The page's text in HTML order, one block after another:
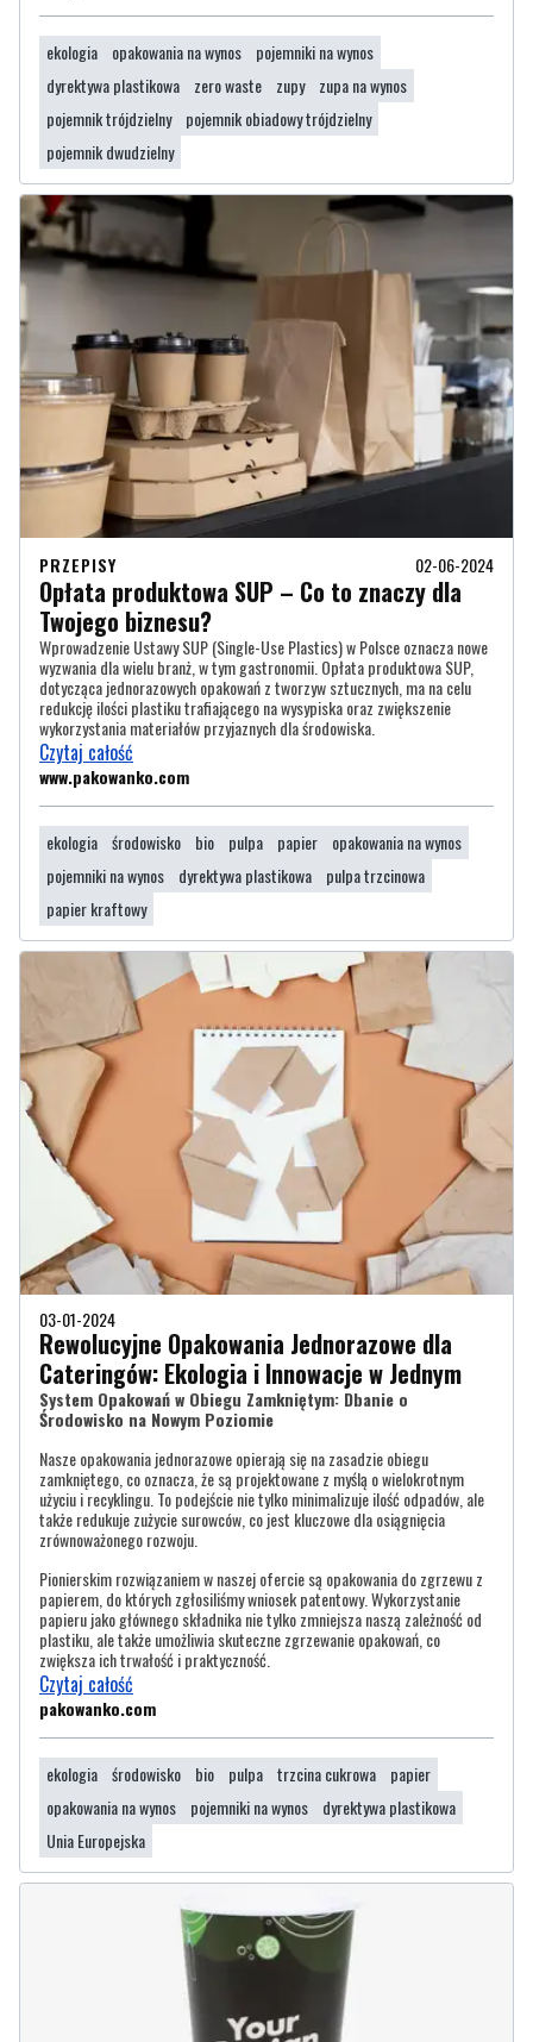
ekologia opakowania na wynos
pojemniki na wynos
dyrektywa plastikowa
zero waste zupy
zupa na wynos
pojemnik trójdzielny
pojemnik obiadowy trójdzielny
pojemnik dwudzielny
PRZEPISY 02-06-2024
Opłata produktowa SUP – Co to znaczy dla
Twojego biznesu?
Wprowadzenie Ustawy SUP (Single-Use Plastics) w Polsce oznacza nowe
wyzwania dla wielu branż, w tym gastronomii. Opłata produktowa SUP,
dotycząca jednorazowych opakowań z tworzyw sztucznych, ma na celu
redukcję ilości plastiku trafiającego na wysypiska oraz zwiększenie
wykorzystania materiałów przyjaznych dla środowiska.
Czytaj całość
www.pakowanko.com
ekologia środowisko bio pulpa papier
opakowania na wynos
pojemniki na wynos
dyrektywa plastikowa
pulpa trzcinowa
papier kraftowy
03-01-2024
Rewolucyjne Opakowania Jednorazowe dla
Cateringów: Ekologia i Innowacje w Jednym
System Opakowań w Obiegu Zamkniętym: Dbanie o
Środowisko na Nowym Poziomie
Nasze opakowania jednorazowe opierają się na zasadzie obiegu
zamkniętego, co oznacza, że są projektowane z myślą o wielokrotnym
użyciu i recyklingu. To podejście nie tylko minimalizuje ilość odpadów, ale
także redukuje zużycie surowców, co jest kluczowe dla osiągnięcia
zrównoważonego rozwoju.
Pionierskim rozwiązaniem w naszej ofercie są opakowania do zgrzewu z
papierem, do których zgłosiliśmy wniosek patentowy. Wykorzystanie
papieru jako głównego składnika nie tylko zmniejsza naszą zależność od
plastiku, ale także umożliwia skuteczne zgrzewanie opakowań, co
zwiększa ich trwałość i praktyczność.
Czytaj całość
pakowanko.com
ekologia środowisko bio pulpa trzcina cukrowa
papier
opakowania na wynos
pojemniki na wynos
dyrektywa plastikowa
Unia Europejska